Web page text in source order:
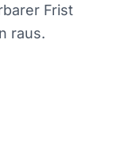
Frist
raus.